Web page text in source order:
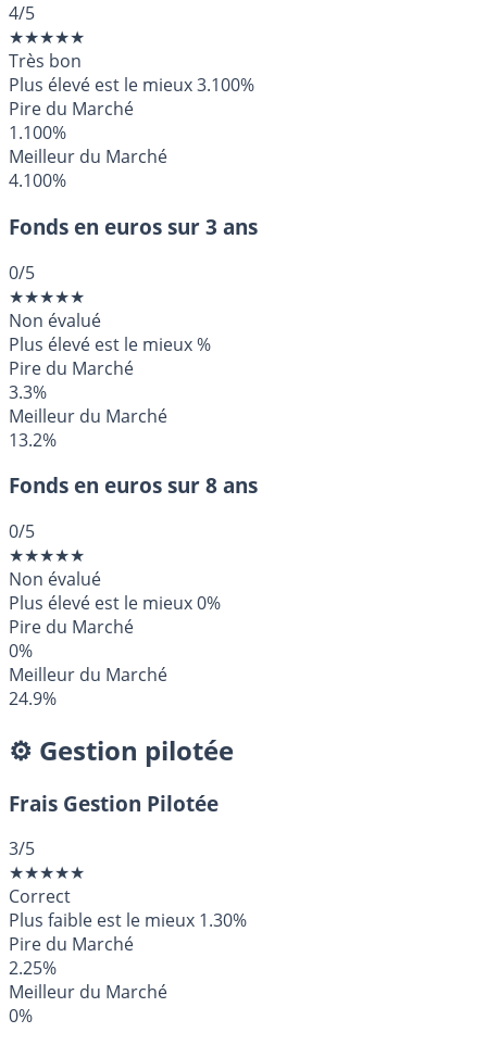
4/5
★★★★★
Très bon
Plus élevé est le mieux3.100%
Pire du Marché
1.100%
Meilleur du Marché
4.100%
Fonds en euros sur 3 ans
0/5
★★★★★
Non évalué
Plus élevé est le mieux%
Pire du Marché
3.3%
Meilleur du Marché
13.2%
Fonds en euros sur 8 ans
0/5
★★★★★
Non évalué
Plus élevé est le mieux0%
Pire du Marché
0%
Meilleur du Marché
24.9%
⚙️ Gestion pilotée
Frais Gestion Pilotée
3/5
★★★★★
Correct
Plus faible est le mieux 1.30%
Pire du Marché
2.25%
Meilleur du Marché
0%